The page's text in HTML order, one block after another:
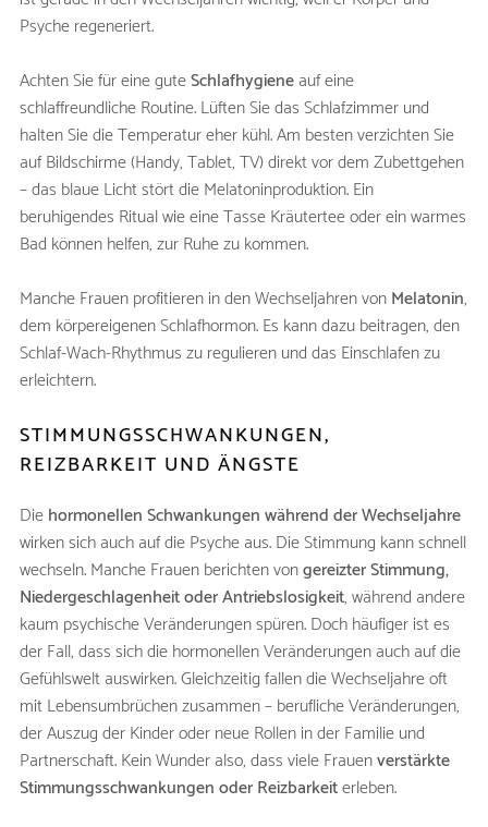
Psyche regeneriert.
Achten Sie für eine guteSchlafhygieneauf eine
schlaffreundliche Routine. Lüften Sie das Schlafzimmer und
halten Sie die Temperatur eher kühl. Am besten verzichten Sie
auf Bildschirme (Handy, Tablet, TV) direkt vor dem Zubettgehen
– das blaue Licht stört die Melatoninproduktion. Ein
beruhigendes Ritual wie eine Tasse Kräutertee oder ein warmes
Bad können helfen, zur Ruhe zu kommen.
Manche Frauen profitieren in den Wechseljahren vonMelatonin,
dem körpereigenen Schlafhormon. Es kann dazu beitragen, den
Schlaf-Wach-Rhythmus zu regulieren und das Einschlafen zu
erleichtern.
STIMMUNGSSCHWANKUNGEN,
REIZBARKEIT UND ÄNGSTE
Diehormonellen Schwankungen während der Wechseljahre
wirken sich auch auf die Psyche aus. Die Stimmung kann schnell
wechseln. Manche Frauen berichten vongereizter Stimmung,
Niedergeschlagenheit oderAntriebslosigkeit, während andere
kaum psychische Veränderungen spüren. Doch häufiger ist es
der Fall, dass sich die hormonellen Veränderungen auch auf die
Gefühlswelt auswirken. Gleichzeitig fallen die Wechseljahre oft
mit Lebensumbrüchen zusammen – berufliche Veränderungen,
der Auszug der Kinder oder neue Rollen in der Familie und
Partnerschaft. Kein Wunder also, dass viele Frauenverstärkte
Stimmungsschwankungen oder Reizbarkeiterleben.